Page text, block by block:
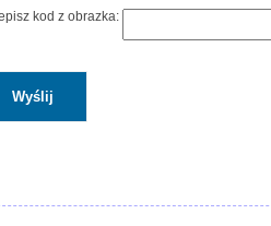
kod z obrazka: